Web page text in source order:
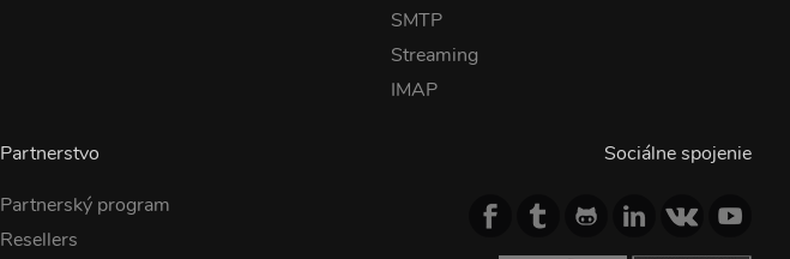
SMTP
Streaming
IMAP
Partnerstvo
Partnerský program
Resellers
Sociálne spojenie